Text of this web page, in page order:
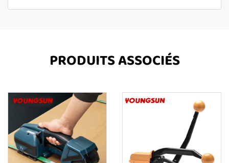
PRODUITS ASSOCIÉS